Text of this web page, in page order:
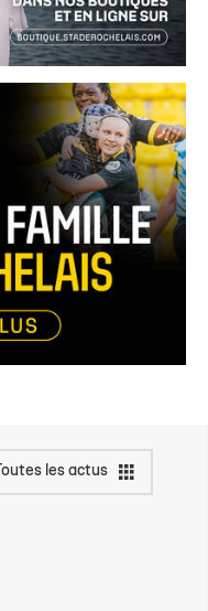
Toutes les actus